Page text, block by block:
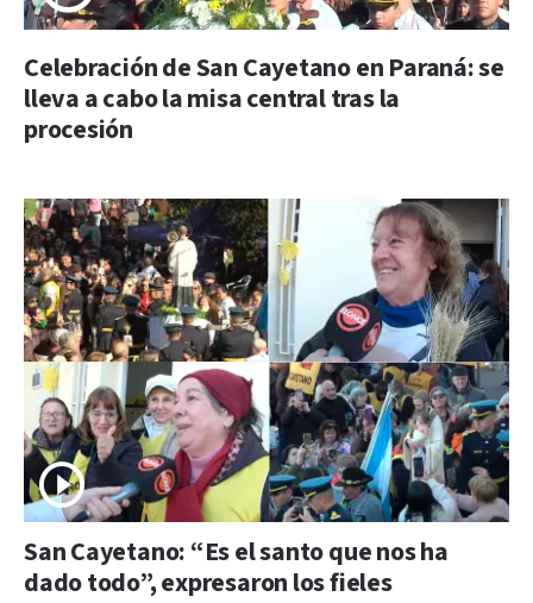
Celebración de San Cayetano en Paraná: se
lleva a cabo la misa central tras la
procesión
San Cayetano: “Es el santo que nos ha
dado todo”, expresaron los fieles